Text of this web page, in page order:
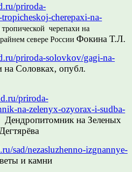
priroda-
cherepaxi-na-
черепахи на
севере России Фокина Т.Л.
priroda-solovkov/gagi-na-
на Соловках, опубл.
priroda-
na-zelenyx-ozyorax-i-sudba-
Дендропитомник на Зеленых
sad/nezasluzhenno-izgnannye-
и камни